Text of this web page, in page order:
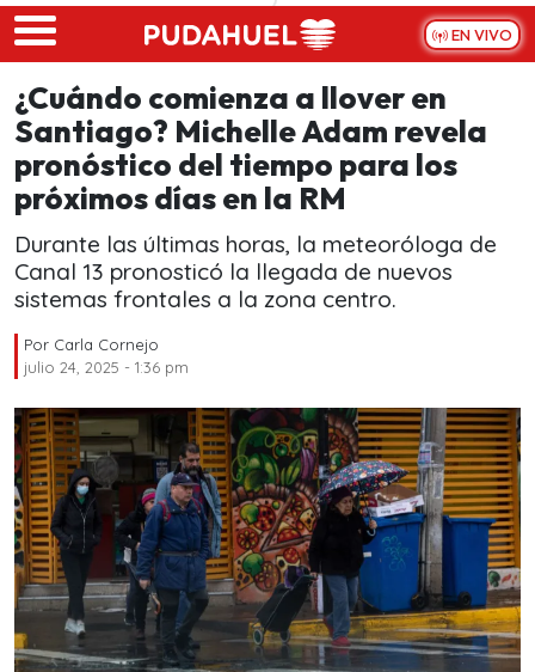
Skip to main content
EN VIVO
¿Cuándo comienza a llover en
Santiago? Michelle Adam revela
pronóstico del tiempo para los
próximos días en la RM
Durante las últimas horas, la meteoróloga de
Canal 13 pronosticó la llegada de nuevos
sistemas frontales a la zona centro.
Por Carla Cornejo
julio 24, 2025 - 1:36 pm